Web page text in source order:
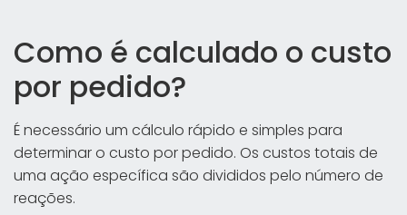
Como é calculado o custo
por pedido?
É necessário um cálculo rápido e simples para
determinar o custo por pedido. Os custos totais de
uma ação específica são divididos pelo número de
reações.